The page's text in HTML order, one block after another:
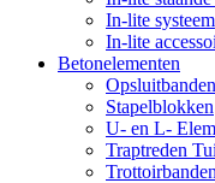
In-lite systeem
In-lite
Betonelementen
Opsluitbanden
Stapelblokken
U- en L-
Traptreden
Trottoirbanden